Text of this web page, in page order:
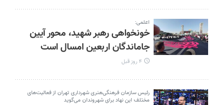
اعلمی:
خونخواهی رهبر شهید، محور آیین
جاماندگان اربعین امسال است
۴ روز قبل
رئیس سازمان فرهنگی‌هنری شهرداری تهران از فعالیت‌های
مختلف این نهاد برای شهروندان می‌گوید